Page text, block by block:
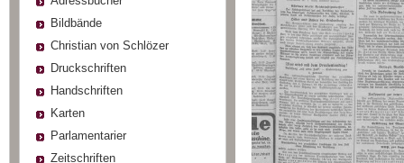
Bildbände
Christian von Schlözer
Druckschriften
Handschriften
Karten
Parlamentarier
Zeitschriften